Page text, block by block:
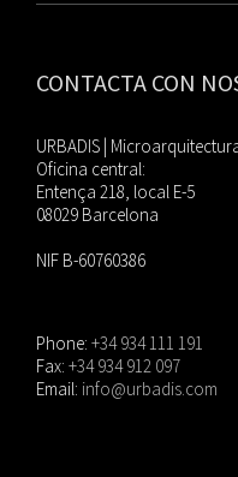
CONTACTA CON
URBADIS |
Oficina central:
Entença 218, local E-5
08029 Barcelona
NIF B-60760386
Phone: +34 934 111 191
Fax: +34 934 912 097
Email: info@urbadis.com